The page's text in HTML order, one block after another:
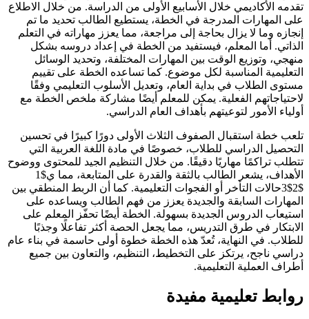
تقدمه الأكاديمي خلال الأسابيع الأولى من الدراسة. من خلال الاطلاع
على المهارات المدرجة في الخطة، يستطيع الطالب تحديد ما تم
إنجازه وما لا يزال بحاجة إلى مراجعة، مما يعزز مهاراته في التعلم
الذاتي. أما المعلم، فيستفيد من الخطة في إعداد دروسه بشكل
منهجي، وتوزيع الوقت بين المهارات المختلفة، وتحديد الوسائل
التعليمية المناسبة لكل موضوع. كما تساعده الخطة على تقييم
مستوى الطلاب في بداية العام، وتعديل الأسلوب التعليمي وفقًا
لاحتياجاتهم الفعلية. يمكن للمعلم أيضًا مشاركة ملخص الخطة مع
أولياء الأمور لتوعيتهم بأهداف العام الدراسي.
تلعب خطة استقبال الصفوف الثلاث الأولى دورًا كبيرًا في تحسين
التحصيل الدراسي للطلاب، خصوصًا في مادة اللغة العربية التي
تتطلب تراكمًا مهاريًا دقيقًا. من خلال التنظيم الجيد للمحتوى ووضوح
الأهداف، يشعر الطالب بالثقة والقدرة على المتابعة، مما ي$1
$2$3حالات التأخر أو الفجوات التعليمية. كما أن الربط المنطقي بين
المهارات السابقة والجديدة يعزز من فهم الطالب ويساعده على
استيعاب الدروس الجديدة بسهولة. الخطة أيضًا تحفّز المعلم على
الابتكار في طرق التدريس، مما يجعل الحصة أكثر تفاعلًا وجذبًا
للطلاب. في النهاية، تُعدّ هذه الخطة خطوة أولى حاسمة في بناء عام
دراسي ناجح، يرتكز على التخطيط، التنظيم، والتعاون بين جميع
أطراف العملية التعليمية.
روابط تعليمية مفيدة